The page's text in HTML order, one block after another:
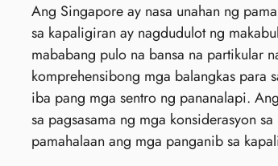
Ang Singapore ay nasa unahan ng
sa kapaligiran ay nagdudulot ng
mababang pulo na bansa na partikular
komprehensibong mga balangkas para
iba pang mga sentro ng pananalapi.
sa pagsasama ng mga konsiderasyon
pamahalaan ang mga panganib sa